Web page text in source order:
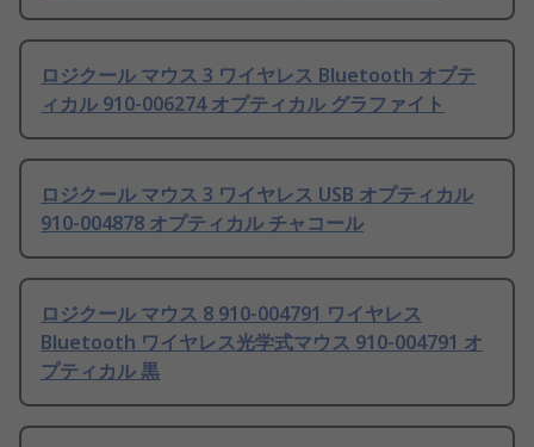
ロジクール マウス 3 ワイヤレス Bluetooth オプテ
ィカル 910-006274 オプティカル グラファイト
ロジクール マウス 3 ワイヤレス USB オプティカル
910-004878 オプティカル チャコール
ロジクール マウス 8 910-004791 ワイヤレス
Bluetooth ワイヤレス光学式マウス 910-004791 オ
プティカル 黒